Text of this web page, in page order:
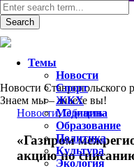
Новости Ставропольского
Знаем мы – знаете вы!
Новости,Область
«Газпром
акцию по
Темы
Новости
Спорт
ЖКХ
Медицина
Образование
Политика
Культура
Экология